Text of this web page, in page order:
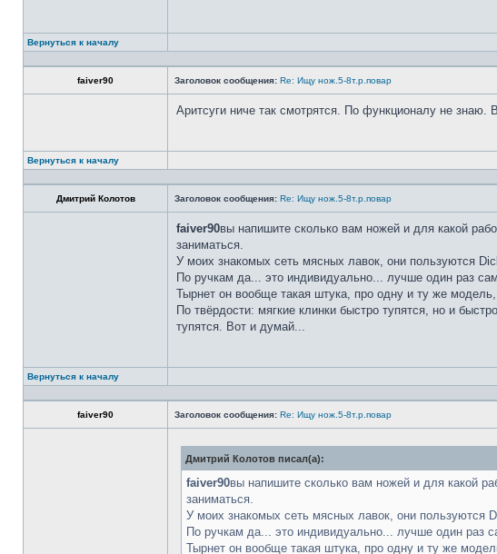
Вернуться к началу
faiver90 Заголовок сообщения: Re: Ищу нож.5-8т.р.повар
Аритсуги ниче так смотрятся. По функционалу не знаю.
Вернуться к началу
Дмитрий Колотов Заголовок сообщения: Re: Ищу нож.5-8т.р.повар
faiver90вы напишите сколько вам ножей и для какой
заниматься.
У моих знакомых сеть мясных лавок, они пользуются
По ручкам да... это индивидуально... лучше один раз
Тырнет он вообще такая штука, про одну и ту же
По твёрдости: мягкие клинки быстро тупятся, но и
тупятся. Вот и думай...
Вернуться к началу
faiver90 Заголовок сообщения: Re: Ищу нож.5-8т.р.повар
Дмитрий Колотов писал(а):
faiver90вы напишите сколько вам ножей и для какой
заниматься.
У моих знакомых сеть мясных лавок, они пользуются
По ручкам да... это индивидуально... лучше один раз
Тырнет он вообще такая штука, про одну и ту же